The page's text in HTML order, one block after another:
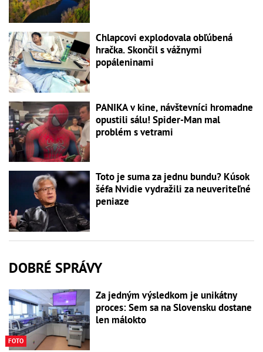
Chlapcovi explodovala obľúbená
hračka. Skončil s vážnymi
popáleninami
PANIKA v kine, návštevníci hromadne
opustili sálu! Spider-Man mal
problém s vetrami
Toto je suma za jednu bundu? Kúsok
šéfa Nvidie vydražili za neuveriteľné
peniaze
DOBRÉ SPRÁVY
FOTO
Za jedným výsledkom je unikátny
proces: Sem sa na Slovensku dostane
len málokto